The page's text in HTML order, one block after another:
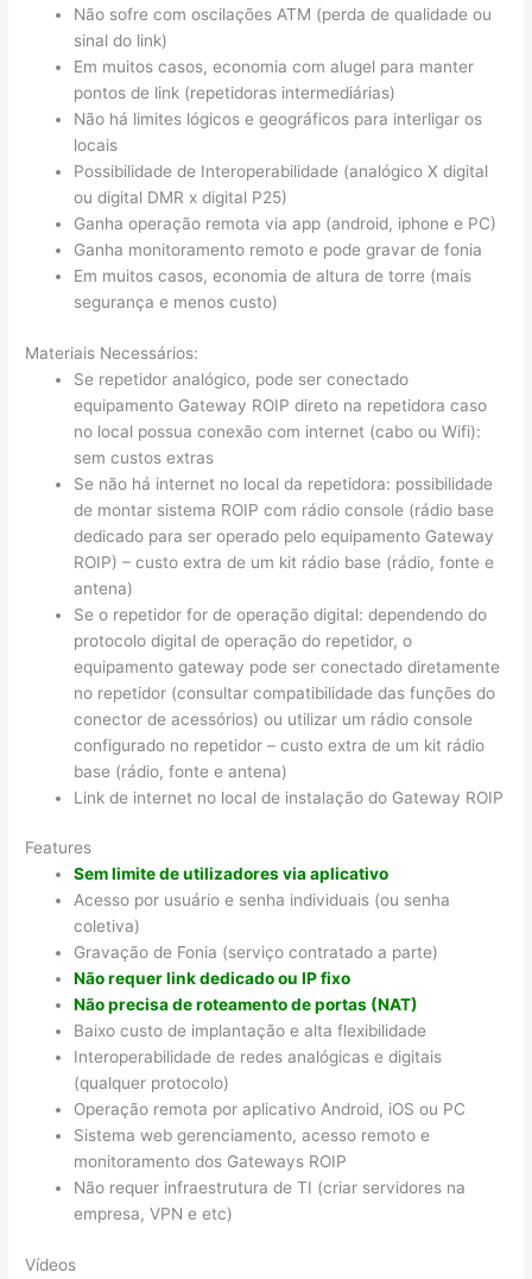
Não sofre com oscilações ATM (perda de qualidade ou
sinal do link)
Em muitos casos, economia com alugel para manter
pontos de link (repetidoras intermediárias)
Não há limites lógicos e geográficos para interligar os
locais
Possibilidade de Interoperabilidade (analógico X digital
ou digital DMR x digital P25)
Ganha operação remota via app (android, iphone e PC)
Ganha monitoramento remoto e pode gravar de fonia
Em muitos casos, economia de altura de torre (mais
segurança e menos custo)
Materiais Necessários:
Se repetidor analógico, pode ser conectado
equipamento Gateway ROIP direto na repetidora caso
no local possua conexão com internet (cabo ou Wifi):
sem custos extras
Se não há internet no local da repetidora: possibilidade
de montar sistema ROIP com rádio console (rádio base
dedicado para ser operado pelo equipamento Gateway
ROIP) – custo extra de um kit rádio base (rádio, fonte e
antena)
Se o repetidor for de operação digital: dependendo do
protocolo digital de operação do repetidor, o
equipamento gateway pode ser conectado diretamente
no repetidor (consultar compatibilidade das funções do
conector de acessórios) ou utilizar um rádio console
configurado no repetidor – custo extra de um kit rádio
base (rádio, fonte e antena)
Link de internet no local de instalação do Gateway ROIP
Features
Sem limite de utilizadores via aplicativo
Acesso por usuário e senha individuais (ou senha
coletiva)
Gravação de Fonia (serviço contratado a parte)
Não requer link dedicado ou IP fixo
Não precisa de roteamento de portas (NAT)
Baixo custo de implantação e alta flexibilidade
Interoperabilidade de redes analógicas e digitais
(qualquer protocolo)
Operação remota por aplicativo Android, iOS ou PC
Sistema web gerenciamento, acesso remoto e
monitoramento dos Gateways ROIP
Não requer infraestrutura de TI (criar servidores na
empresa, VPN e etc)
Vídeos